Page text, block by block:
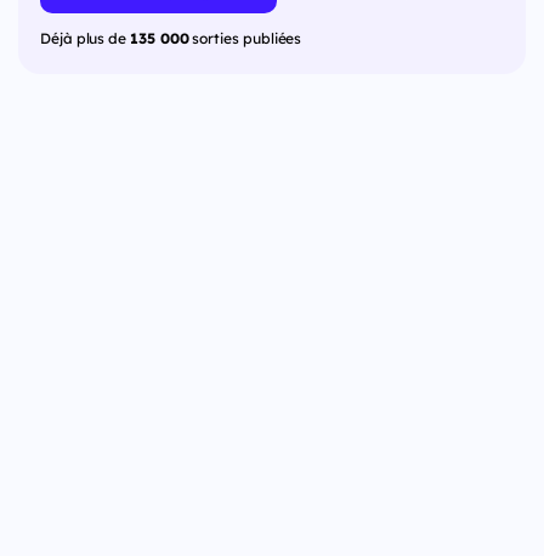
Déjà plus de 135 000sorties publiées